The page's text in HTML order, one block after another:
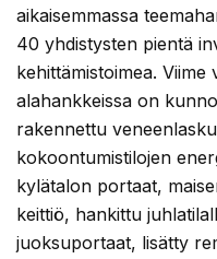
aikaisemmassa
40 yhdistysten pientä
kehittämistoimea.
alahankkeissa on
rakennettu
kokoontumistilojen
kylätalon portaat,
keittiö, hankittu
juoksuportaat, lisätty